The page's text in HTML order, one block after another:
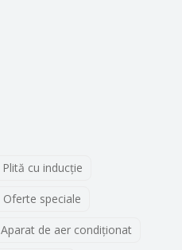
Plită cu inducţie
Oferte speciale
Aparat de aer condiționat